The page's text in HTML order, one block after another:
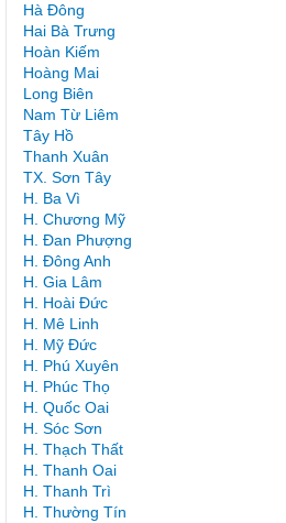
Hà Đông
Hai Bà Trưng
Hoàn Kiếm
Hoàng Mai
Long Biên
Nam Từ Liêm
Tây Hồ
Thanh Xuân
TX. Sơn Tây
H. Ba Vì
H. Chương Mỹ
H. Đan Phượng
H. Đông Anh
H. Gia Lâm
H. Hoài Đức
H. Mê Linh
H. Mỹ Đức
H. Phú Xuyên
H. Phúc Thọ
H. Quốc Oai
H. Sóc Sơn
H. Thạch Thất
H. Thanh Oai
H. Thanh Trì
H. Thường Tín